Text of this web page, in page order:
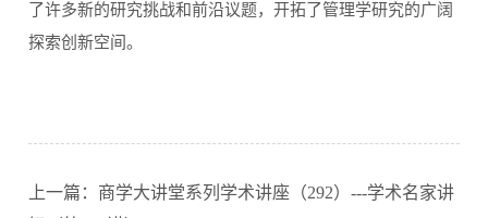
了许多新的研究挑战和前沿议题，开拓了管理学研究的广阔
探索创新空间。
上一篇：商学大讲堂系列学术讲座（292）---学术名家讲